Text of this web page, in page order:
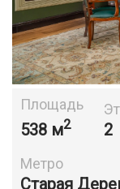
Площадь
538 м2 2
Метро
Старая